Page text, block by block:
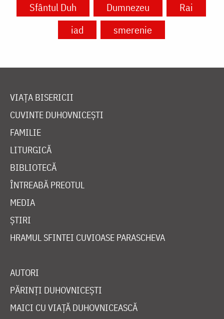
Sfântul Duh Dumnezeu
Rai
iad
smerenie
VIAȚA BISERICII
CUVINTE DUHOVNICEȘTI
FAMILIE
LITURGICĂ
BIBLIOTECĂ
ÎNTREABĂ PREOTUL
MEDIA
ȘTIRI
HRAMUL SFINTEI CUVIOASE PARASCHEVA
AUTORI
PĂRINȚI DUHOVNICEȘTI
MAICI CU VIAȚĂ DUHOVNICEASCĂ